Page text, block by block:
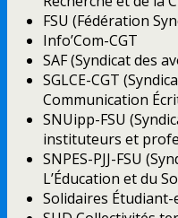
FSU (Fédération
Info’Com-CGT
SAF (Syndicat des
SGLCE-CGT
Communication
SNUipp-FSU
instituteurs et
SNPES-PJJ-FSU
L’Éducation et du
Solidaires Étudiant-